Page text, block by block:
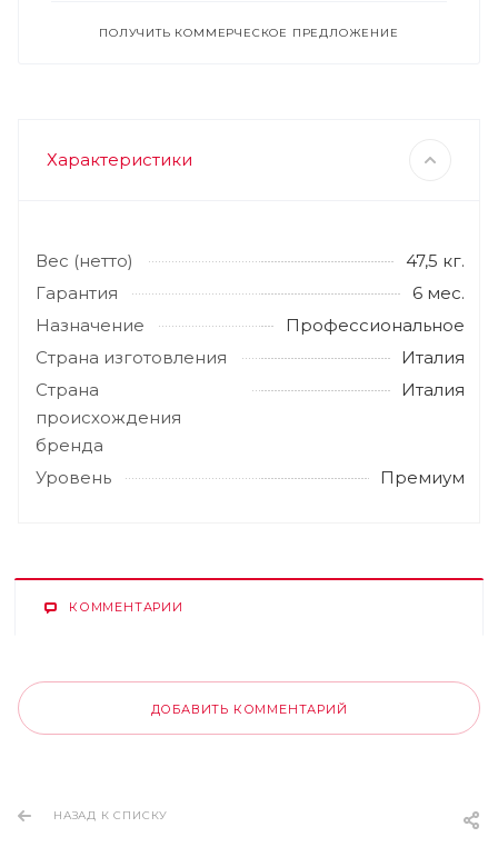
ПОЛУЧИТЬ КОММЕРЧЕСКОЕ ПРЕДЛОЖЕНИЕ
Характеристики
Вес (нетто)
47,5 кг.
Гарантия
6 мес.
Назначение
Профессиональное
Страна изготовления
Италия
Страна
происхождения
бренда
Италия
Уровень Премиум
КОММЕНТАРИИ
ДОБАВИТЬ КОММЕНТАРИЙ
НАЗАД К СПИСКУ